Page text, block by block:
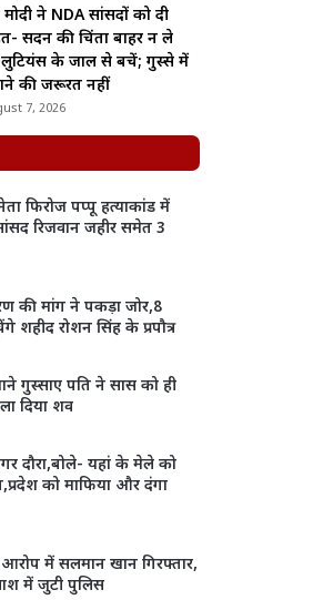
ने NDA सांसदों को दी
सदन की चिंता बाहर न ले
लुटियंस के जाल से बचें; गुस्से में
की जरूरत नहीं
7, 2026
फिरोज पप्पू हत्याकांड में
रिजवान जहीर समेत 3
की मांग ने पकड़ा जोर,8
रोशन सिंह के प्रपौत्र
गुस्साए पति ने सास को ही
दिया शव
दौरा,बोले- यहां के मेले को
को माफिया और दंगा
में सलमान खान गिरफ्तार,
में जुटी पुलिस